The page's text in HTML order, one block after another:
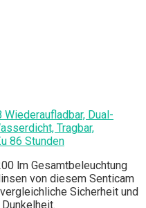
Dual-
Tragbar,
86 Stunden
lm Gesamtbeleuchtung
von diesem Senticam
Sicherheit und